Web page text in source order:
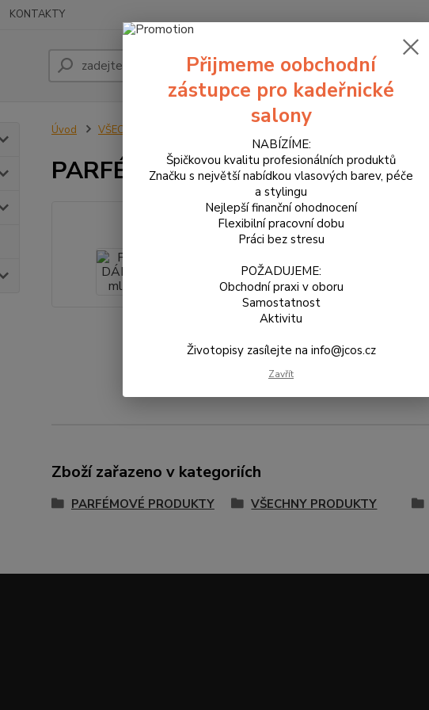
KONTAKTY
Hledat
Úvod VŠECHNY PRODUKTY PARFÉM DÁMSKÝ 50 ml - NEW
PARFÉM DÁMSKÝ 50 ml - NEW
Zboží zařazeno v kategoriích
PARFÉMOVÉ PRODUKTY VŠECHNY PRODUKTY
Přijmeme oobchodní
zástupce pro kadeřnické
salony
NABÍZÍME:
Špičkovou kvalitu profesionálních produktů
Značku s největší nabídkou vlasových barev, péče
a stylingu
Nejlepší finanční ohodnocení
Flexibilní pracovní dobu
Práci bez stresu
POŽADUJEME:
Obchodní praxi v oboru
Samostatnost
Aktivitu
Životopisy zasílejte na info@jcos.cz
Zavřít